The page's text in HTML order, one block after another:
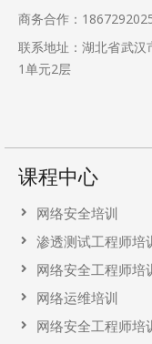
商务合作：
联系地址：湖北省武汉
1单元2层
课程中心
网络安全培训
渗透测试工程师培
网络安全工程师培
网络运维培训
网络安全工程师培